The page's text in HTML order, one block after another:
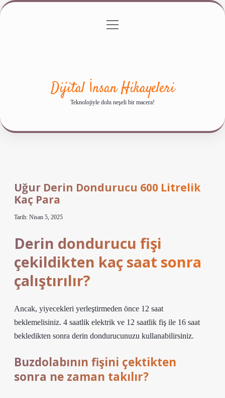
Gizlilik Politikası
menüyü
Dijital İnsan Hikayeleri
Teknolojiyle dolu neşeli bir macera!
Uğur Derin Dondurucu 600 Litrelik
Kaç Para
Tarih: Nisan 5, 2025
Derin dondurucu fişi
çekildikten kaç saat sonra
çalıştırılır?
Ancak, yiyecekleri yerleştirmeden önce 12 saat
beklemelisiniz. 4 saatlik elektrik ve 12 saatlik fiş ile 16 saat
bekledikten sonra derin dondurucunuzu kullanabilirsiniz.
Buzdolabının fişini çektikten
sonra ne zaman takılır?